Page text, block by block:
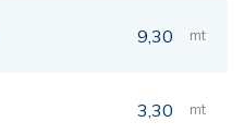
9,30 mt
3,30 mt